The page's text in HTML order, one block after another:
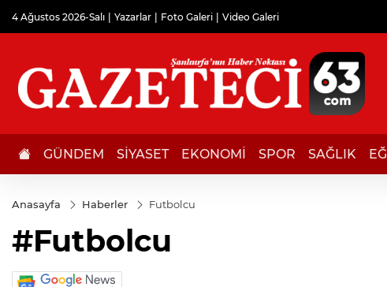
4 Ağustos 2026-Salı Yazarlar Foto Galeri Video Galeri
GÜNDEM SİYASET EKONOMİ SPOR SAĞLIK
Anasayfa Haberler Futbolcu
#Futbolcu